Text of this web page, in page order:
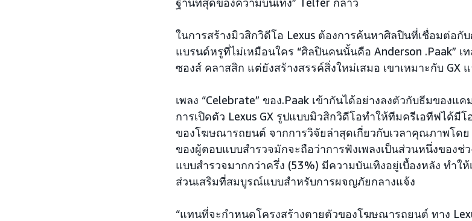
ในการสร้างมิวสิกวิดีโอ Lexus ต้องการค้นหาศิลปินที่เชื่อมต่อกั
แบรนด์หรูที่ไม่เหมือนใคร “ศิลปินคนนั้นคือ Anderson .Paak” เท
ซองส์ คลาสสิก แต่ยังสร้างสรรค์สิ่งใหม่เสมอ เขาเหมาะกับ GX
เพลง “Celebrate” ของ.Paak เข้ากันได้อย่างลงตัวกับธีมของแ
การเปิดตัว Lexus GX รูปแบบมิวสิกวิดีโอทำให้ทีมครีเอทีฟได้มี
ของโฆษณารถยนต์ จากการวิจัยล่าสุดเกี่ยวกับเวลาคุณภาพโดย
ของผู้ตอบแบบสำรวจมักจะถือว่าการฟังเพลงเป็นส่วนหนึ่งของ
แบบสำรวจมากกว่าครึ่ง (53%) มีความบันเทิงอยู่เบื้องหลัง ทำใ
ส่วนเสริมที่สมบูรณ์แบบสำหรับการผจญภัยกลางแจ้ง
“แทนที่จะกำหนดโครงสร้างตายตัวของโฆษณารถยนต์ ทาง